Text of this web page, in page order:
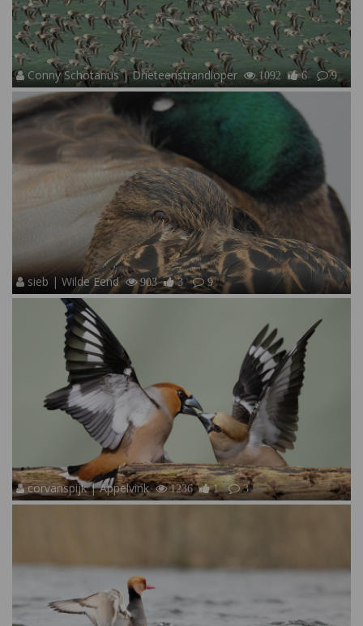
Conny Schotanus | Drieteenstrandloper 1092 6 9
sieb | Wilde Eend 903 3 9
corvanspijk | Appelvink 1236 1 3